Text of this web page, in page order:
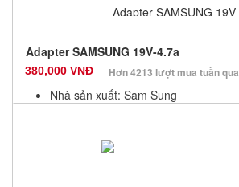
Adapter SAMSUNG 19V-4.7a
380,000 VNĐ Hơn 4213 lượt mua tuần qua
Nhà sản xuất: Sam Sung
Số lượng: 10